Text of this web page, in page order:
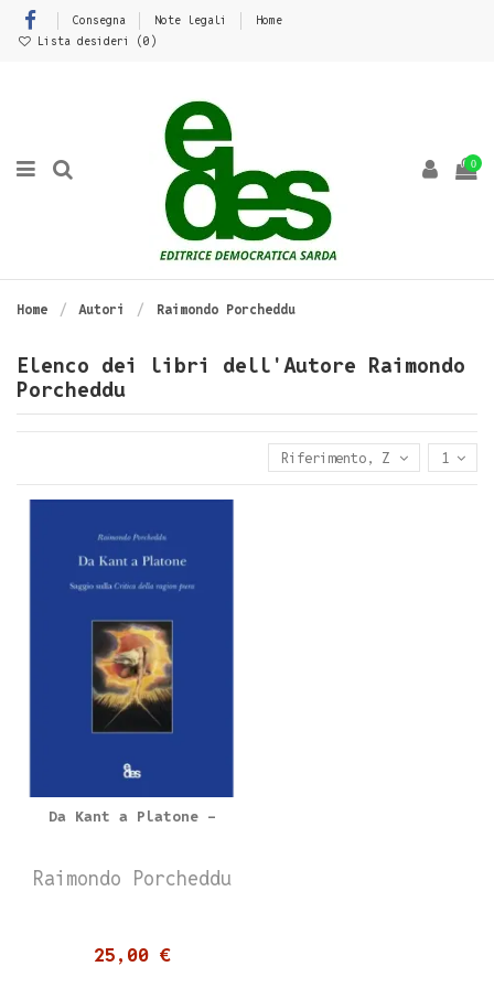
Consegna Note legali
Home
Lista desideri (0 )
0
Home Autori Raimondo Porcheddu
Elenco dei libri dell'Autore Raimondo
Porcheddu
Riferimento, Z - A 1
Da Kant a Platone -
Raimondo Porcheddu
25,00 €